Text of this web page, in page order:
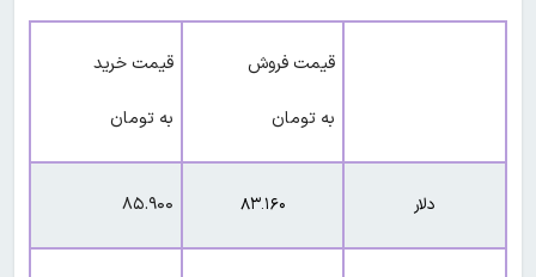
قیمت فروش
به تومان
قیمت خرید
به تومان
دلار ۸۳‌.۱۶۰ ۸۵.۹۰۰